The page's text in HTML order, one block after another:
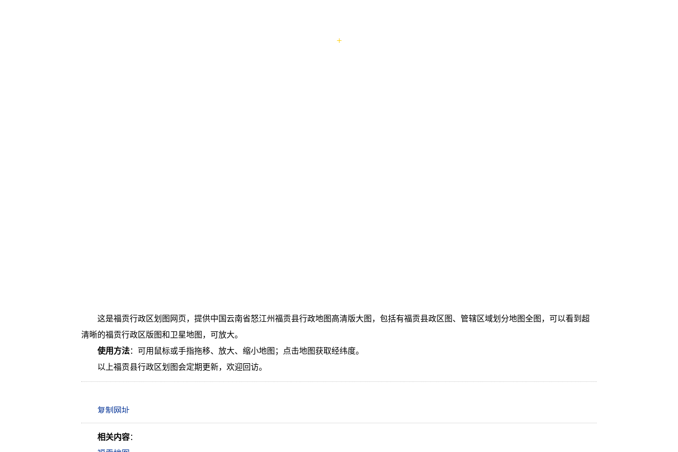
这是福贡行政区划图网页，提供中国云南省怒江州福贡县行政地图高清版大图，包括有福贡县政区图、管辖区域划分地图全图，可以看到超
清晰的福贡行政区版图和卫星地图，可放大。
使用方法：可用鼠标或手指拖移、放大、缩小地图；点击地图获取经纬度。
以上福贡县行政区划图会定期更新，欢迎回访。
相关内容：